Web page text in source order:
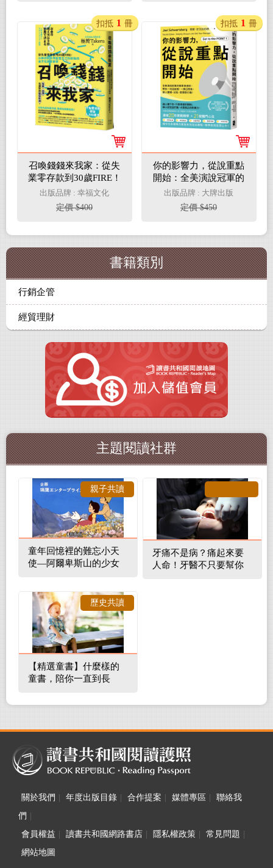
召喚錢錢來我家：從失
業零存款到30歲FIRE！
以斷捨離原則重整生活
和財務的全方位創富提
案
出版品牌 : 幸福文化
定價 $400
扣抵 1 冊
你的影響力，從說重點
開始：全美演說冠軍的
精準表達術，帶你一句
話說服、一開口聚焦，
讓人聽懂、記住，更願
出版品牌 : 大牌出版
定價 $450
扣抵 1 冊
書籍類別
行銷企管
經貿理財
主題閱讀社群
童年回憶裡的難忘小天
使—阿爾卑斯山的少女
親子共讀
牙痛不是病？痛起來要
人命！牙醫不只要幫你
【精選童書】什麼樣的
童書，陪你一直到長
歷史共讀
關於我們 年度出版目錄 合作提案 媒體專區
聯絡我
們
會員權益
讀書共和國網路書店 隱私權政策 常見問題
網站地圖